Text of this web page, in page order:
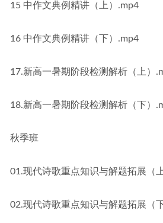
15 中作文典例精讲（上）.mp4
16 中作文典例精讲（下）.mp4
17.新高一暑期阶段检测解析（上）
18.新高一暑期阶段检测解析（下）
秋季班
01.现代诗歌重点知识与解题拓展（
02.现代诗歌重点知识与解题拓展（